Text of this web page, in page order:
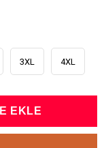
3XL 4XL